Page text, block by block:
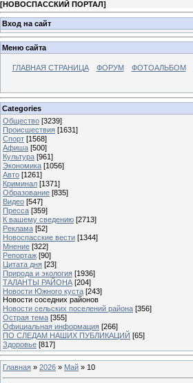
[НОВОСПАССКИЙ ПОРТАЛ]
Вход на сайт
Меню сайта
ГЛАВНАЯ СТРАНИЦА ФОРУМ ФОТОАЛЬБОМ
Categories
Общество [3239]
Происшествия [1631]
Спорт [1568]
Афиша [500]
Культура [961]
Экономика [1056]
Авто [1261]
Криминал [1371]
Образование [835]
Видео [547]
Пресса [359]
К вашему сведению [2713]
Реклама [52]
Новоспасские вести [1344]
Мнение [322]
Репортаж [90]
Цитата дня [23]
Природа и экология [1936]
ТАЛАНТЫ РАЙОНА [204]
Новости Южного куста [243]
Новости соседних районов
Новости сельских поселений района [356]
Острая тема [355]
Официальная информация [266]
ПО СЛЕДАМ НАШИХ ПУБЛИКАЦИЙ [65]
Здоровье [817]
Главная » 2026 » Май » 10